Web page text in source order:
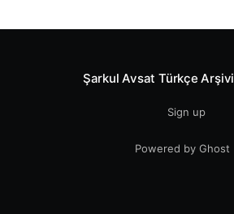
Şarkul Avsat Türkçe Arşivi
Sign up
Powered by Ghost